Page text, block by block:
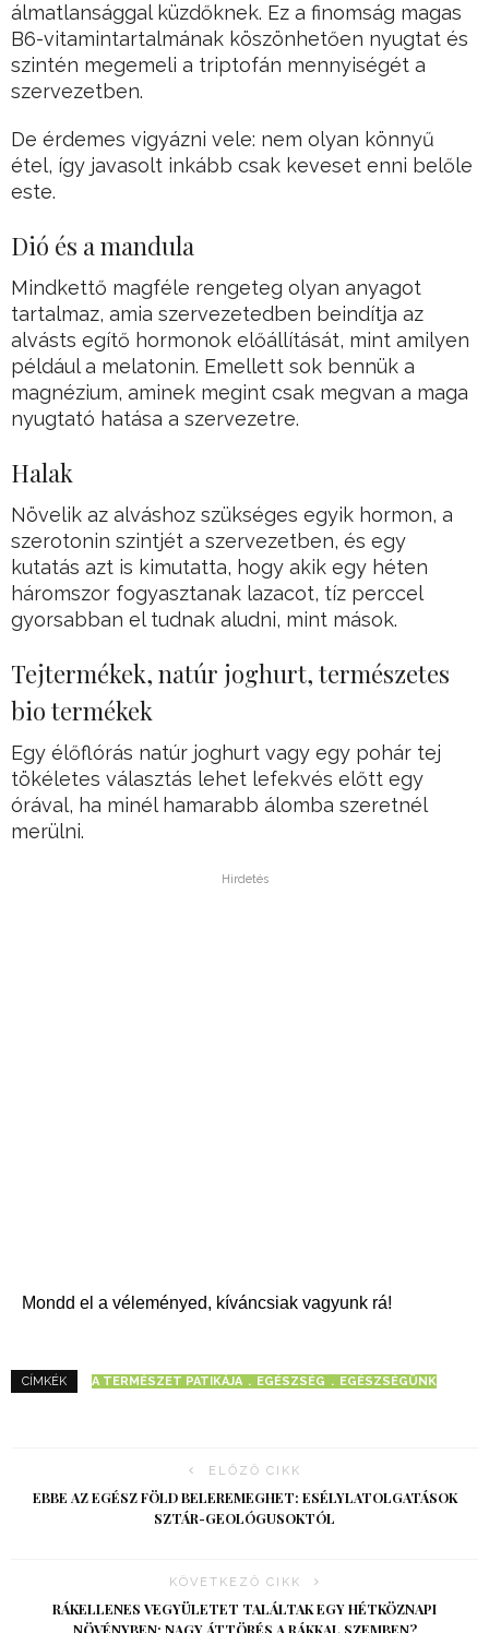
álmatlansággal küzdőknek. Ez a finomság magas
B6-vitamintartalmának köszönhetően nyugtat és
szintén megemeli a triptofán mennyiségét a
szervezetben.
De érdemes vigyázni vele: nem olyan könnyű
étel, így javasolt inkább csak keveset enni belőle
este.
Dió és a mandula
Mindkettő magféle rengeteg olyan anyagot
tartalmaz, amia szervezetedben beindítja az
alvásts egítő hormonok előállítását, mint amilyen
például a melatonin. Emellett sok bennük a
magnézium, aminek megint csak megvan a maga
nyugtató hatása a szervezetre.
Halak
Növelik az alváshoz szükséges egyik hormon, a
szerotonin szintjét a szervezetben, és egy
kutatás azt is kimutatta, hogy akik egy héten
háromszor fogyasztanak lazacot, tíz perccel
gyorsabban el tudnak aludni, mint mások.
Tejtermékek, natúr joghurt, természetes
bio termékek
Egy élőflórás natúr joghurt vagy egy pohár tej
tökéletes választás lehet lefekvés előtt egy
órával, ha minél hamarabb álomba szeretnél
merülni.
Hirdetés
Mondd el a véleményed, kíváncsiak vagyunk rá!
CÍMKÉK A TERMÉSZET PATIKÁJA EGÉSZSÉG EGÉSZSÉGÜNK
ELŐZŐ CIKK
EBBE AZ EGÉSZ FÖLD BELEREMEGHET: ESÉLYLATOLGATÁSOK
SZTÁR-GEOLÓGUSOKTÓL
KÖVETKEZŐ CIKK
RÁKELLENES VEGYÜLETET TALÁLTAK EGY HÉTKÖZNAPI